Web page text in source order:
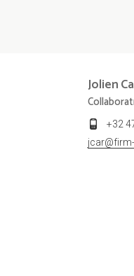
Jolien
+32